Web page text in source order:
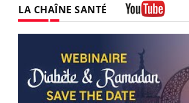
LA CHAÎNE SANTÉ